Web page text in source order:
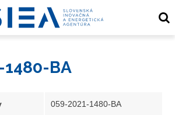
BA
059-2021-1480-BA